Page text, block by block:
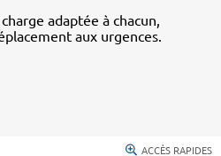
adaptée à chacun,
aux urgences.
ACCÈS RAPIDES